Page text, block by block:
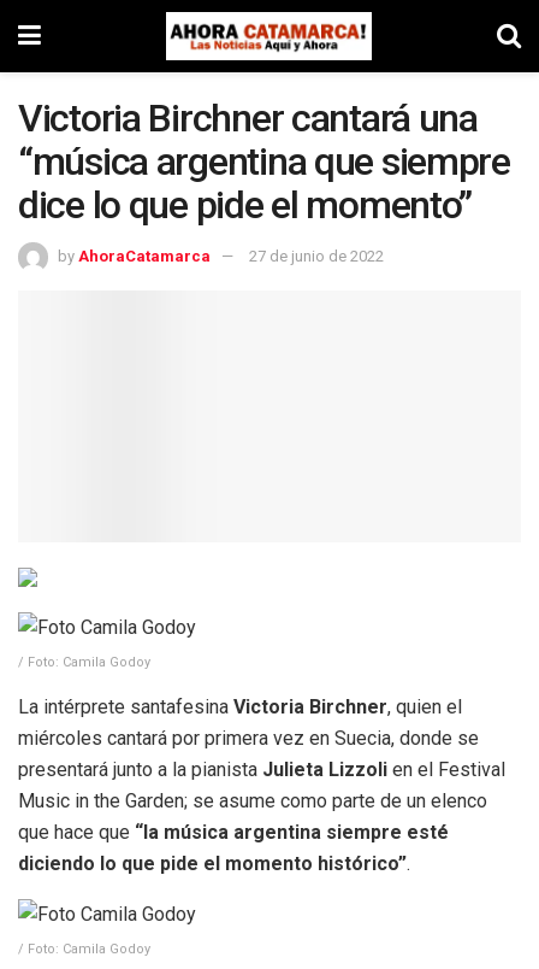
Victoria Birchner cantará una
“música argentina que siempre
dice lo que pide el momento”
by AhoraCatamarca 27 de junio de 2022
/ Foto: Camila Godoy
La intérprete santafesina Victoria Birchner, quien el
miércoles cantará por primera vez en Suecia, donde se
presentará junto a la pianista Julieta Lizzoli en el Festival
Music in the Garden; se asume como parte de un elenco
que hace que “la música argentina siempre esté
diciendo lo que pide el momento histórico”.
/ Foto: Camila Godoy